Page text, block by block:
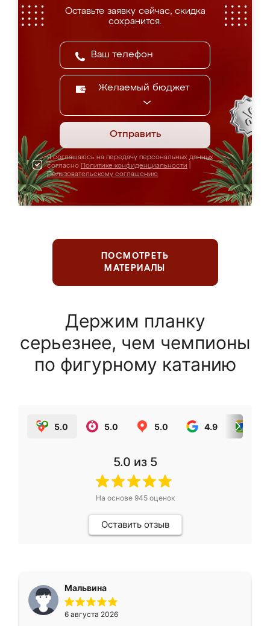
Оставьте заявку сейчас, скидка
сохранится.
Желаемый бюджет
Отправить
Я соглашаюсь на передачу персональных данных
согласно Политике конфиденциальности
Пользовательскому соглашению
ПОСМОТРЕТЬ
МАТЕРИАЛЫ
Держим планку
серьезнее, чем чемпионы
по фигурному катанию
5.0 5.0 5.0 4.9
5.0 из 5
На основе 945оценок
Оставить отзыв
Мальвина
6 августа 2026